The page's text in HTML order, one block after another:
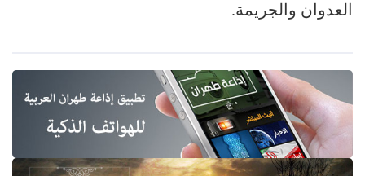
العدوان والجريمة.